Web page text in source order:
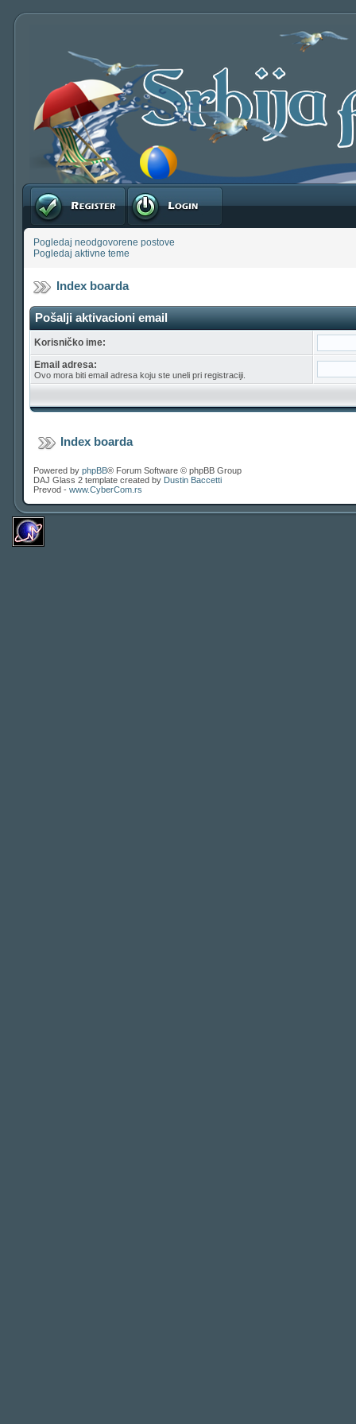
Registruj se Prijavite se
Pogledaj neodgovorene postove
Pogledaj aktivne teme
Index boarda
Pošalji aktivacioni email
Korisničko ime:
Email adresa:
Ovo mora biti email adresa koju ste uneli pri registraciji.
Index boarda
Powered by phpBB® Forum Software © phpBB Group
DAJ Glass 2 template created by Dustin Baccetti
Prevod - www.CyberCom.rs